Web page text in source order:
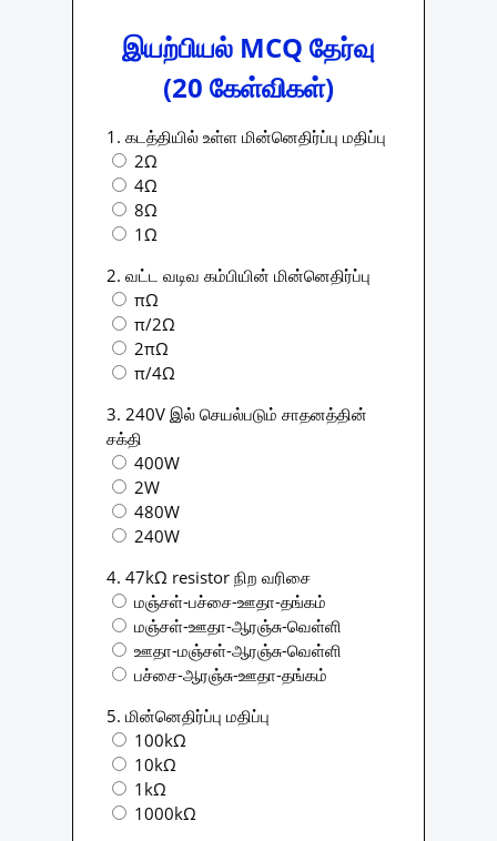
இயற்பியல் MCQ தேர்வு
(20 கேள்விகள்)
1. கடத்தியில் உள்ள மின்னெதிர்ப்பு மதிப்பு
2Ω
4Ω
8Ω
1Ω
2. வட்ட வடிவ கம்பியின் மின்னெதிர்ப்பு
πΩ
π/2Ω
2πΩ
π/4Ω
3. 240V இல் செயல்படும் சாதனத்தின்
சக்தி
400W
2W
480W
240W
4. 47kΩ resistor நிற வரிசை
மஞ்சள்-பச்சை-ஊதா-தங்கம்
மஞ்சள்-ஊதா-ஆரஞ்சு-வெள்ளி
ஊதா-மஞ்சள்-ஆரஞ்சு-வெள்ளி
பச்சை-ஆரஞ்சு-ஊதா-தங்கம்
5. மின்னெதிர்ப்பு மதிப்பு
100kΩ
10kΩ
1kΩ
1000kΩ